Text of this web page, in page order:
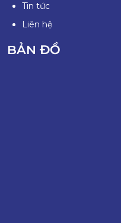
Tin tức
Liên hệ
BẢN ĐỒ